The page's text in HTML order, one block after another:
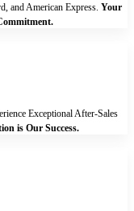
and American Express. Your
Exceptional After-Sales
is Our Success.